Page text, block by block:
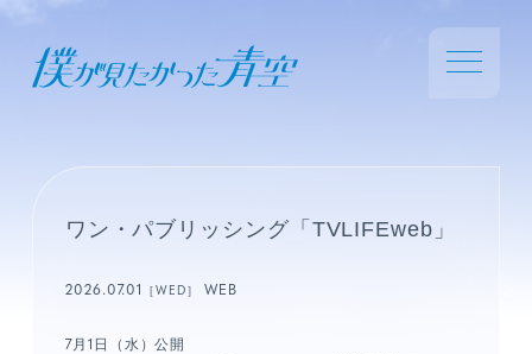
ワン・パブリッシング「TVLIFEweb」
2026.07.01 ［WED］ WEB
7月1日（水）公開